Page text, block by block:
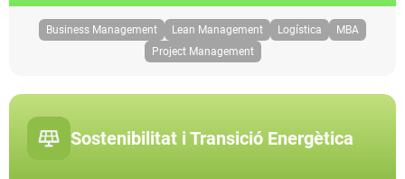
Business Management Lean Management Logística
MBA
Project Management
Sostenibilitat i Transició Energètica